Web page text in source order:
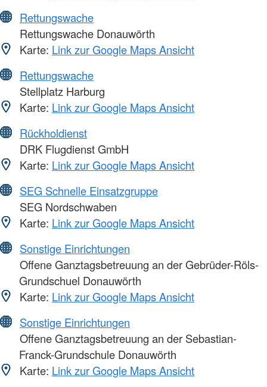
Rettungswache
Rettungswache Donauwörth
Karte: Link zur Google Maps Ansicht
Rettungswache
Stellplatz Harburg
Karte: Link zur Google Maps Ansicht
Rückholdienst
DRK Flugdienst GmbH
Karte: Link zur Google Maps Ansicht
SEG Schnelle Einsatzgruppe
SEG Nordschwaben
Karte: Link zur Google Maps Ansicht
Sonstige Einrichtungen
Offene Ganztagsbetreuung an der Gebrüder-Röls-
Grundschuel Donauwörth
Karte: Link zur Google Maps Ansicht
Sonstige Einrichtungen
Offene Ganztagsbetreuung an der Sebastian-
Franck-Grundschule Donauwörth
Karte: Link zur Google Maps Ansicht